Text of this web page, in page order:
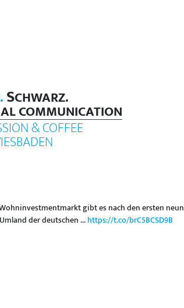
SCHWARZ.
COMMUNICATION
& COFFEE
gibt es nach den ersten neun
der deutschen ...https://t.co/brC5BCSD9B